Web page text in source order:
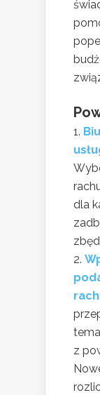
dla
z